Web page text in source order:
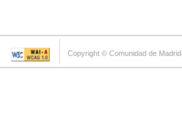
Copyright © Comunidad de Madrid.